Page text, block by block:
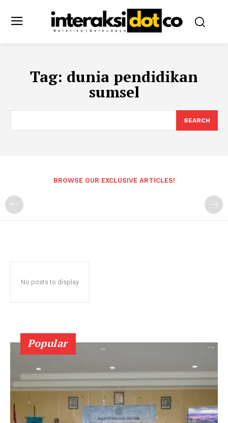
Tag: dunia pendidikan
sumsel
SEARCH
BROWSE OUR EXCLUSIVE ARTICLES!
No posts to display
Popular